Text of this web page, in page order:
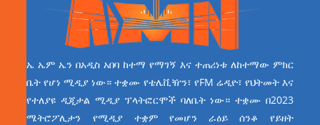
ኤ ኤም ኤን በአዲስ አበባ ከተማ የማገኝ እና ተጠሪነቱ ለከተማው ምክር
ቤት የሆነ ሚዲያ ነው። ተቋሙ የቴሌቪዥን፣ የFM ሬዲዮ፣ የህትመት እና
የተለያዩ ዲጂታል ሚዲያ ፕላትፎርሞች ባለቤት ነው። ተቋሙ በ2023
ሜትሮፖሊታን የሚዲያ ተቋም የመሆን ራዕይ ሰንቆ የይዘት